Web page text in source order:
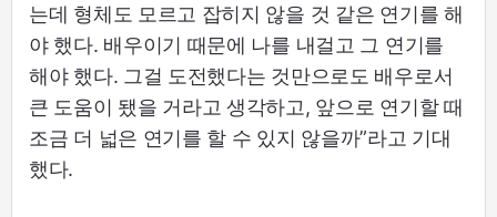
는데 형체도 모르고 잡히지 않을 것 같은 연기를 해
야 했다. 배우이기 때문에 나를 내걸고 그 연기를
해야 했다. 그걸 도전했다는 것만으로도 배우로서
큰 도움이 됐을 거라고 생각하고, 앞으로 연기할 때
조금 더 넓은 연기를 할 수 있지 않을까”라고 기대
했다.